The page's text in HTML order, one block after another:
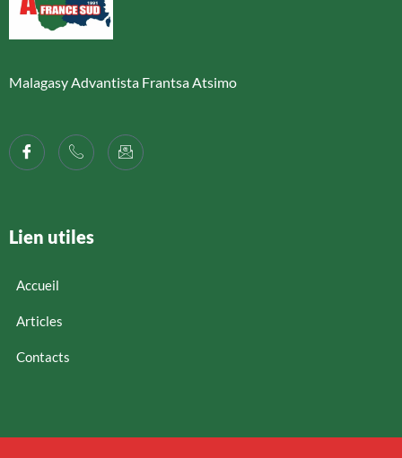
Malagasy Advantista Frantsa Atsimo
Lien utiles
Accueil
Articles
Contacts